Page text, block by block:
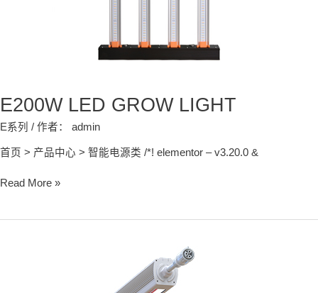
E200W LED GROW LIGHT
E系列 / 作者： admin
首页 > 产品中心 > 智能电源类 /*! elementor – v3.20.0 &
Read More »